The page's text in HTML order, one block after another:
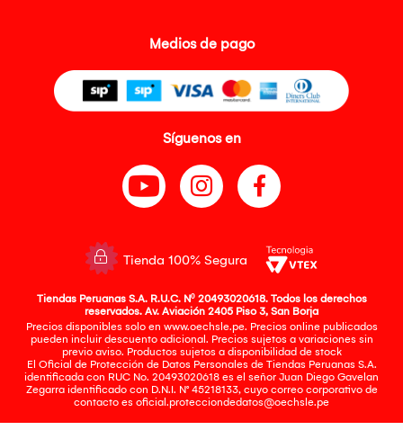
Medios de pago
Síguenos en
Tienda 100% Segura
Tiendas Peruanas S.A. R.U.C. Nº 20493020618. Todos los derechos
reservados. Av. Aviación 2405 Piso 3, San Borja
Precios disponibles solo en www.oechsle.pe. Precios online publicados
pueden incluir descuento adicional. Precios sujetos a variaciones sin
previo aviso. Productos sujetos a disponibilidad de stock
El Oficial de Protección de Datos Personales de Tiendas Peruanas S.A.
identificada con RUC No. 20493020618 es el señor Juan Diego Gavelan
Zegarra identificado con D.N.I. N° 45218133, cuyo correo corporativo de
contacto es oficial.protecciondedatos@oechsle.pe